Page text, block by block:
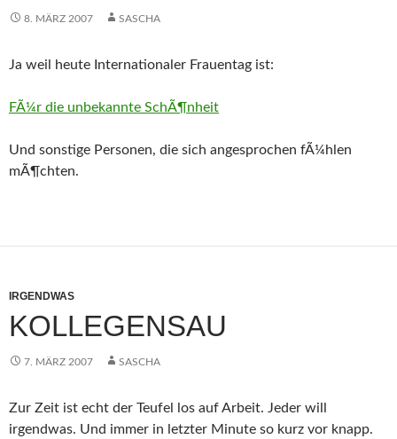
8. MÄRZ 2007 SASCHA
Ja weil heute Internationaler Frauentag ist:
FÃ¼r die unbekannte SchÃ¶nheit
Und sonstige Personen, die sich angesprochen fÃ¼hlen
mÃ¶chten.
IRGENDWAS
KOLLEGENSAU
7. MÄRZ 2007 SASCHA
Zur Zeit ist echt der Teufel los auf Arbeit. Jeder will
irgendwas. Und immer in letzter Minute so kurz vor knapp.